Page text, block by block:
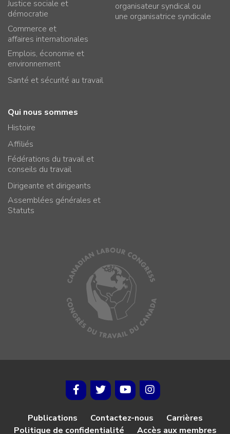
Justice sociale et
démocratie
Commerce et
affaires internationales
Emplois, économie et
environnement
Santé et sécurité au travail
organisateur syndical ou
une organisatrice syndicale
Qui nous sommes
Histoire
Affiliés
Fédérations du travail et
conseils du travail
Dirigeante et dirigeants
Assemblées générales et
Statuts
Publications Contactez-nous
Carrières
Politique de confidentialité
Accès aux membres